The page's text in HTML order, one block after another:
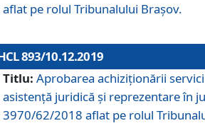
aflat pe rolul Tribunalului Braşov.
893/10.12.2019
Titlu: Aprobarea achiziţionării
asistenţă juridică şi reprezentare în
3970/62/2018 aflat pe rolul